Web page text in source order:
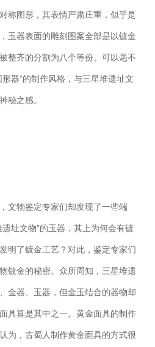
称图形，其表情严肃庄重，似乎是
玉器表面的雕刻图案全部是以镀金
整齐的分割为八个等份。可以毫不
器”的制作风格，与三星堆遗址文
秘之感。
文物鉴定专家们却发现了一些端
址文物”的玉器，其上为何会有镀
明了镀金工艺？对此，鉴定专家们
镀金的秘密。众所周知，三星堆遗
金器、玉器，但金玉结合的器物却
具算是其中之一。黄金面具的制作
为，古蜀人制作黄金面具的方式很